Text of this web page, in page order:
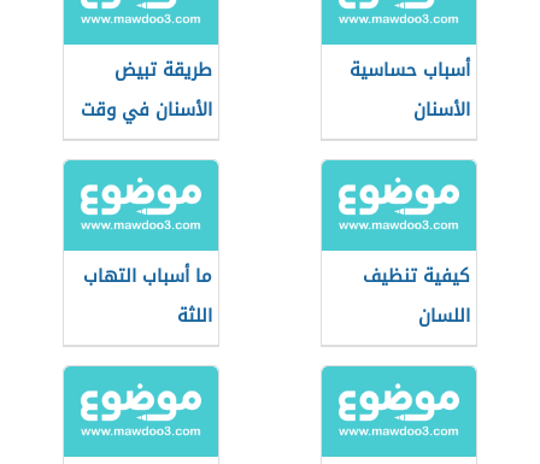
أسباب حساسية
الأسنان
طريقة تبيض
الأسنان في وقت
قياسي
كيفية تنظيف
اللسان
ما أسباب التهاب
اللثة